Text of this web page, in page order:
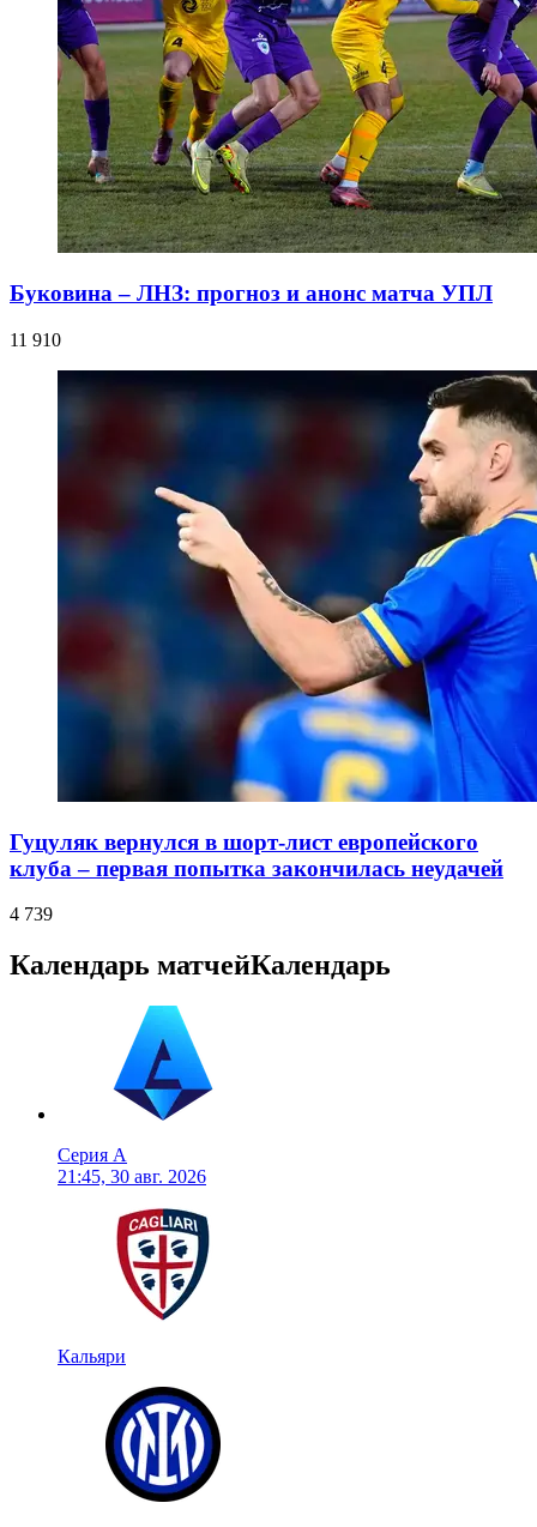
Буковина – ЛНЗ: прогноз и анонс матча УПЛ
11 910
Гуцуляк вернулся в шорт-лист европейского
клуба – первая попытка закончилась неудачей
4 739
Календарь матчейКалендарь
Серия А
21:45, 30 авг. 2026
Кальяри